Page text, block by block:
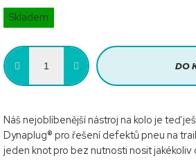
Měrná
cena:
Skladem
DO
Náš nejoblíbenější nástroj na kolo je teď
Dynaplug® pro řešení defektů pneu na
jeden knot pro bez nutnosti nosit jakékoliv